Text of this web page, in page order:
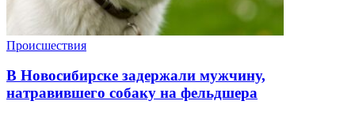
Происшествия
В Новосибирске задержали мужчину,
натравившего собаку на фельдшера